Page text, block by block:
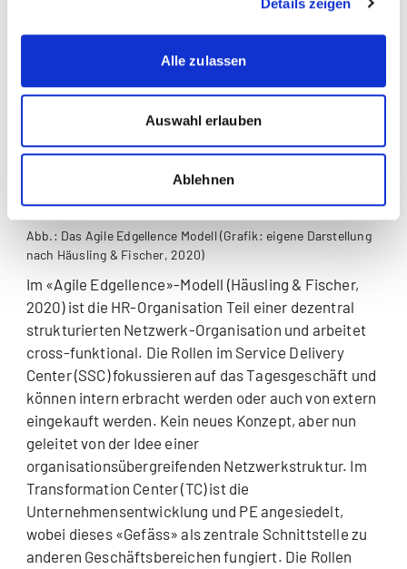
Alle zulassen
Auswahl erlauben
Ablehnen
expliziter: die Integration von HR im Business.
Abb.: Das Agile Edgellence Modell (Grafik: eigene Darstellung
nach Häusling & Fischer, 2020)
Im «Agile Edgellence»-Modell (Häusling & Fischer,
2020) ist die HR-Organisation Teil einer dezentral
strukturierten Netzwerk-Organisation und arbeitet
cross-funktional. Die Rollen im Service Delivery
Center (SSC) fokussieren auf das Tagesgeschäft und
können intern erbracht werden oder auch von extern
eingekauft werden. Kein neues Konzept, aber nun
geleitet von der Idee einer
organisationsübergreifenden Netzwerkstruktur. Im
Transformation Center (TC) ist die
Unternehmensentwicklung und PE angesiedelt,
wobei dieses «Gefäss» als zentrale Schnittstelle zu
anderen Geschäftsbereichen fungiert. Die Rollen